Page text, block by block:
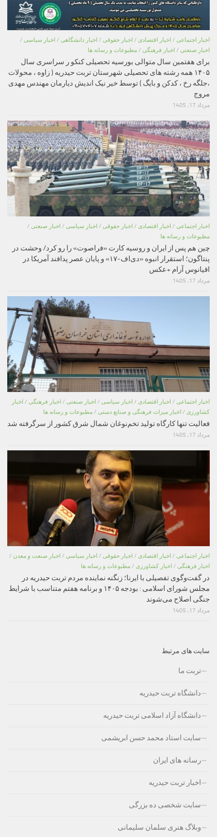
اخبار اجتماعی / اخبار اقتصادی / اخبار حقوقی / اخبار دانشگاهی / اخبار سیاسی /
اخبار صنعتی / اخبار فرهنگی / مطبوعات و رسانه ها
برای هفتمین سال متوالی بورسیه تحصیلی کنکو ر سراسری سال
۱۴۰۵ همه رشته های تحصیلی شهرستان تربت حیدریه ( زاوه ، محولات
،جلگه رخ ، کدکن و بایگ ) توسط خیر نیک اندیش دیارمان مهندس مهدی
مروج
مرداد 17, 1405
اخبار اجتماعی / اخبار اقتصادی / اخبار حقوقی / اخبار سیاسی / اخبار صنعتی /
مطبوعات و رسانه ها
چین هم پس از ایران و روسیه کارت «فراصوت» را رو کرد/ وحشت در
پنتاگون؛ استقرار انبوه «دی‌اف‑۱۷» و پایان عصر پدافند آمریکا در
اقیانوس آرام +عکس
مرداد 17, 1405
اخبار اجتماعی / اخبار اقتصادی / اخبار سیاسی / اخبار صنعتی / اخبار فرهنگی / اخبار
کشاورزی / اخبار میراث فرهنگی و صنایع دستی / مطبوعات و رسانه ها
فعالیت تنها کارگاه تولید تخم‌نوغان شمال شرق کشور از سرگرفته شد
مرداد 17, 1405
اخبار اجتماعی / اخبار اقتصادی / اخبار حقوقی / اخبار سیاسی / اخبار صنعت و معدن /
اخبار فرهنگی / اخبار کشاورزی / مطبوعات و رسانه ها
در گفت‌وگوی تفصیلی با ایرنا؛ زنگنه نماینده مردم تربت حیدریه در
مجلس شورای اسلامی : بودجه ۱۴۰۵ و برنامه هفتم متناسب با شرایط
جنگی اصلاح می‌شوند
مرداد 17, 1405
سایت های مرتبط
تربت ما
دانشگاه تربت حیدریه
دانشگاه آزاد اسلامی تربت حیدریه
سایت استاد محمد حسن ابریشمی
رسانه های ایران
اخبار تربت حیدریه
سایت شخصی ده بزرگی
وبلاگ هنری سلمان سلیمانی